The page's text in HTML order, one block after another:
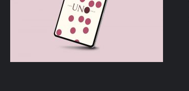
AÑADIR AL CARRITO /